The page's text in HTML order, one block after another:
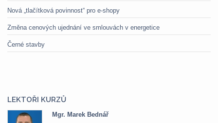
Nová „tlačítková povinnost“ pro e-shopy
Změna cenových ujednání ve smlouvách v energetice
Černé stavby
LEKTOŘI KURZŮ
Mgr. Marek Bednář